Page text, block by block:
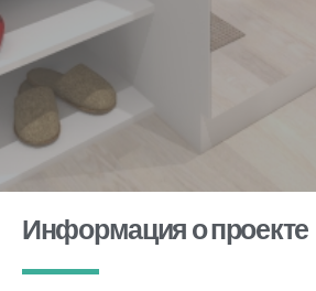
Информация о проекте